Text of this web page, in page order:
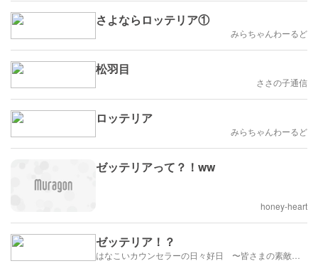
さよならロッテリア①
みらちゃんわーるど
松羽目
ささの子通信
ロッテリア
みらちゃんわーるど
ゼッテリアって？！ww
honey-heart
ゼッテリア！？